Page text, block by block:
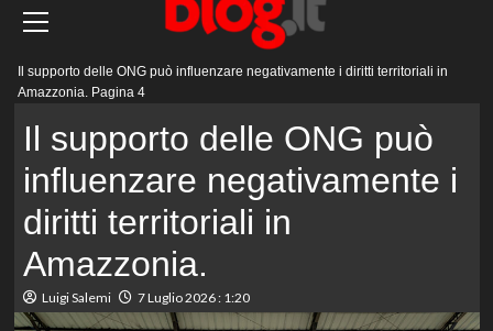
principale
Il supporto delle ONG può influenzare negativamente i diritti territoriali in
Amazzonia. Pagina 4
Il supporto delle ONG può
influenzare negativamente i
diritti territoriali in
Amazzonia.
Luigi Salemi 7 Luglio 2026 : 1:20